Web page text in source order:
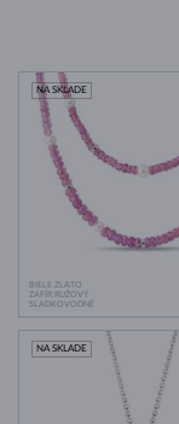
BIELE ZLATO
ZAFÍR RUŽOVÝ
SLADKOVODNÉ
NA SKLADE
NA SKLADE